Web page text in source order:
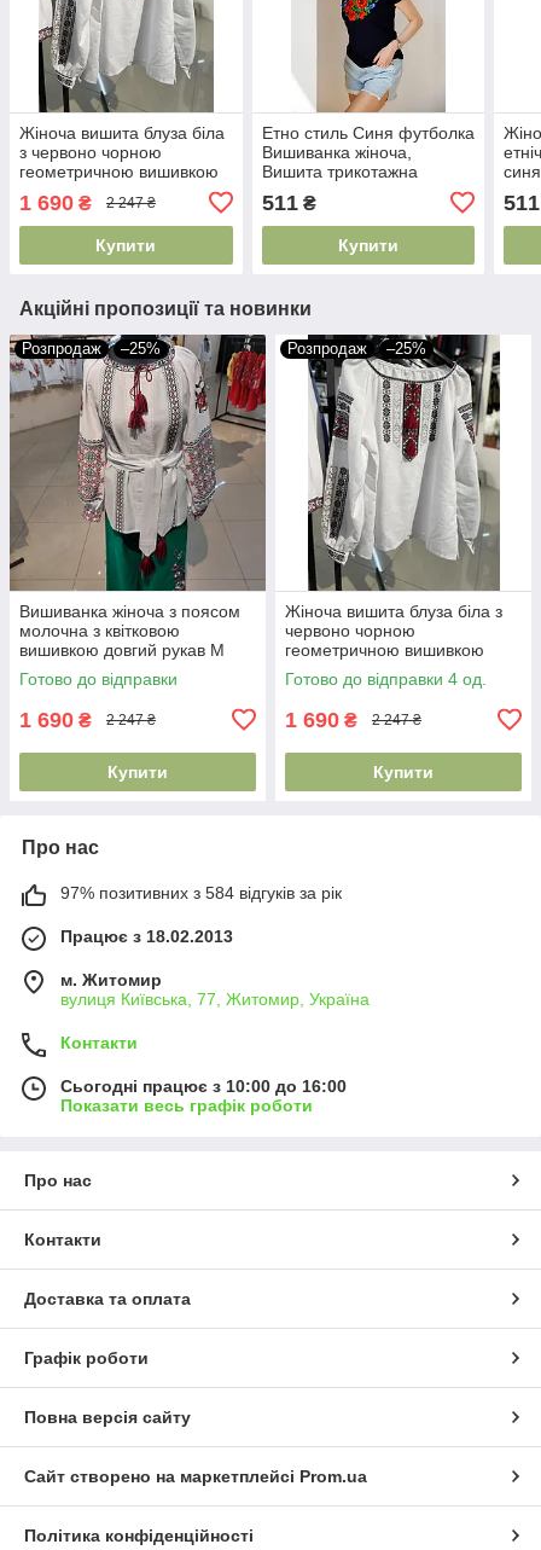
Жіноча вишита блуза біла
з червоно чорною
геометричною вишивкою
1 690 ₴ 2 247 ₴
Купити
Етно стиль Синя футболка
Вишиванка жіноча,
Вишита трикотажна
вишиванка
511₴
Купити
-
511
Акційні пропозиції та новинки
Розпродаж –25%
Вишиванка жіноча з поясом
молочна з квітковою
вишивкою довгий рукав M
2XL
Готово до відправки
1 690 ₴ 2 247 ₴
Купити
Розпродаж –25%
Жіноча вишита блуза біла з
червоно чорною
геометричною вишивкою
довгий рукав S–2XL
Готово до відправки 4 од.
1 690 ₴ 2 247 ₴
Купити
Про нас
97% позитивних з 584 відгуків за рік
Працює з 18.02.2013
м. Житомир
вулиця Київська, 77, Житомир, Україна
Контакти
Сьогодні працює з 10:00 до 16:00
Показати весь графік роботи
Про нас
Контакти
Доставка та оплата
Графік роботи
Повна версія сайту
Сайт створено на маркетплейсі Prom.ua
Політика конфіденційності